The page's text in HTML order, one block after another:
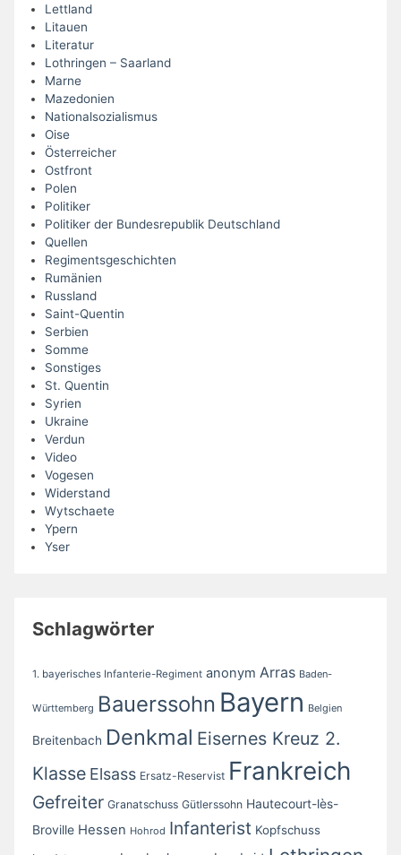
Lettland
Litauen
Literatur
Lothringen – Saarland
Marne
Mazedonien
Nationalsozialismus
Oise
Österreicher
Ostfront
Polen
Politiker
Politiker der Bundesrepublik Deutschland
Quellen
Regimentsgeschichten
Rumänien
Russland
Saint-Quentin
Serbien
Somme
Sonstiges
St. Quentin
Syrien
Ukraine
Verdun
Video
Vogesen
Widerstand
Wytschaete
Ypern
Yser
Schlagwörter
1. bayerisches Infanterie-Regiment anonym Arras Baden-
Württemberg Bauerssohn Bayern Belgien
Breitenbach Denkmal Eisernes Kreuz 2.
Klasse Elsass Ersatz-Reservist Frankreich
Gefreiter Granatschuss Gütlerssohn Hautecourt-lès-
Broville Hessen Hohrod Infanterist Kopfschuss